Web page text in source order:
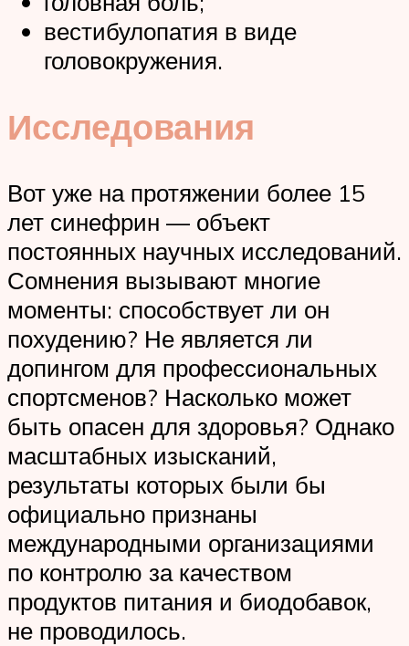
вестибулопатия в виде
головокружения.
Исследования
Вот уже на протяжении более 15
лет синефрин — объект
постоянных научных исследований.
Сомнения вызывают многие
моменты: способствует ли он
похудению? Не является ли
допингом для профессиональных
спортсменов? Насколько может
быть опасен для здоровья? Однако
масштабных изысканий,
результаты которых были бы
официально признаны
международными организациями
по контролю за качеством
продуктов питания и биодобавок,
не проводилось.